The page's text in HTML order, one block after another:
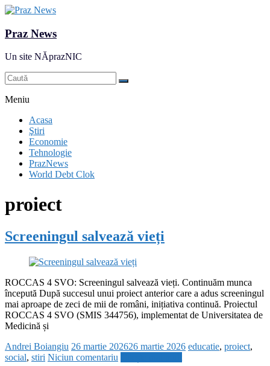
Praz News
Un site NĂprazNIC
Meniu
Acasa
Ştiri
Economie
Tehnologie
PrazNews
World Debt Clok
proiect
Screeningul salvează vieți
ROCCAS 4 SVO: Screeningul salvează vieți. Continuăm munca
începută După succesul unui proiect anterior care a adus screeningul
mai aproape de zeci de mii de români, inițiativa continuă. Proiectul
ROCCAS 4 SVO (SMIS 344756), implementat de Universitatea de
Medicină și
Andrei Boiangiu 26 martie 202626 martie 2026 educatie, proiect,
social, stiri Niciun comentariu